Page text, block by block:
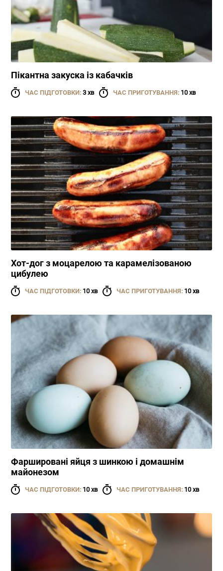
Пікантна закуска із кабачків
ЧАС ПІДГОТОВКИ: 3 хв ЧАС ПРИГОТУВАННЯ: 10 хв
Хот-дог з моцарелою та карамелізованою
цибулею
ЧАС ПІДГОТОВКИ: 10 хв ЧАС ПРИГОТУВАННЯ: 10 хв
Фаршировані яйця з шинкою і домашнім
майонезом
ЧАС ПІДГОТОВКИ: 10 хв ЧАС ПРИГОТУВАННЯ: 10 хв